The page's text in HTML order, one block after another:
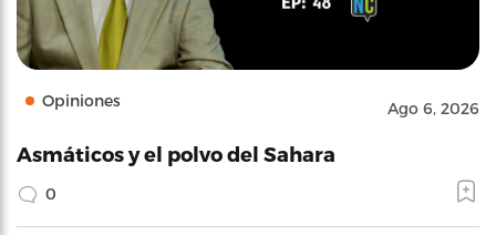
Opiniones Ago 6, 2026
Asmáticos y el polvo del Sahara
0